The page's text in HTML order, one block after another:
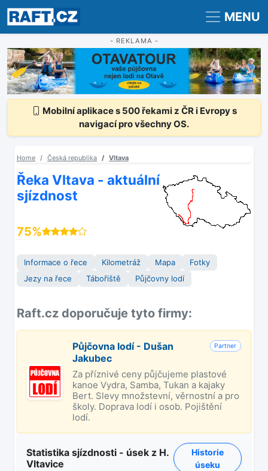
Registrace Přihlášení MENU
- REKLAMA -
Mobilní aplikace s 500 řekami z ČR i Evropy s
navigací pro všechny OS.
Home Česká republika Vltava
Řeka Vltava - aktuální
sjízdnost
75%
Informace o řece Kilometráž Mapa
Fotky
Jezy na řece
Tábořiště Půjčovny lodí
Raft.cz doporučuje tyto firmy:
Půjčovna lodí - Dušan
Jakubec
Partner
Za příznivé ceny půjčujeme plastové
kanoe Vydra, Samba, Tukan a kajaky
Bert. Slevy množstevní, věrnostní a pro
školy. Doprava lodí i osob. Pojištění
lodí.
Statistika sjízdnosti - úsek z H.
Vltavice
Historie
úseku